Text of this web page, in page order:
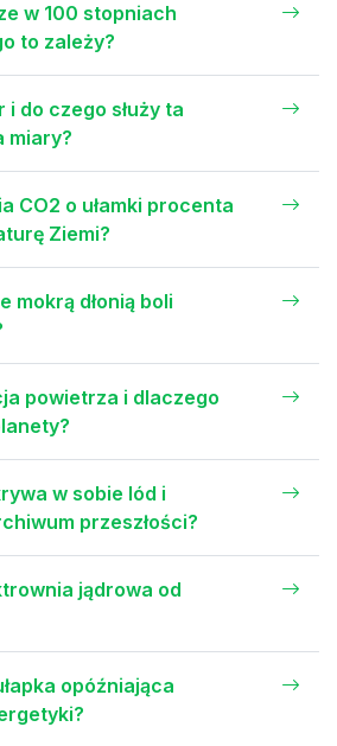
w 100 stopniach
to zależy?
do czego służy ta
miary?
CO2 o ułamki procenta
Ziemi?
mokrą dłonią boli
powietrza i dlaczego
w sobie lód i
przeszłości?
jądrowa od
opóźniająca